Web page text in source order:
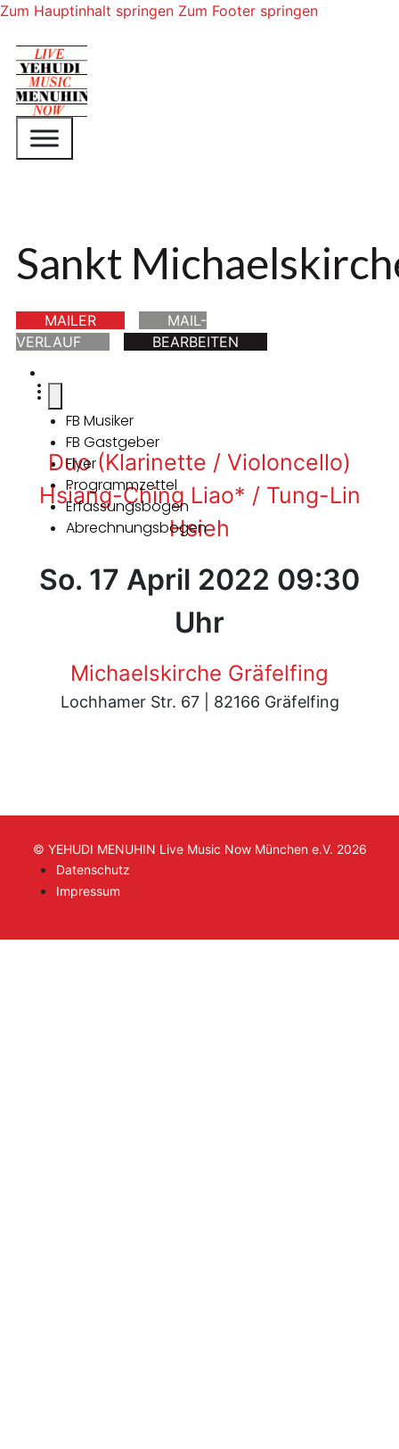
Zum Hauptinhalt springen Zum Footer springen
Sankt
MAILER
MAIL-
VERLAUF
BEARBEITEN
FB Musiker
FB Gastgeber
Flyer
Programmzettel
Erfassungsbogen
Abrechnungsbogen
Duo (Klarinette / Violoncello)
Hsiang-Ching Liao* / Tung-Lin
Hsieh
So. 17 April 2022 09:30
Uhr
Michaelskirche Gräfelfing
Lochhamer Str. 67 | 82166 Gräfelfing
© YEHUDI MENUHIN Live Music Now München e.V. 2026
Datenschutz
Impressum